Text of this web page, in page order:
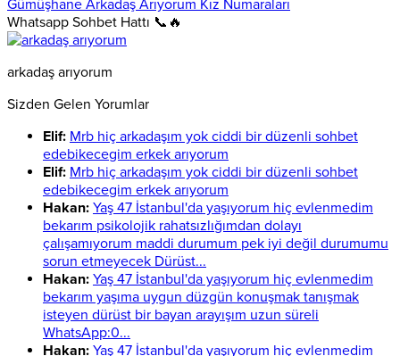
Gümüşhane Arkadaş Arıyorum Kız Numaraları
Whatsapp Sohbet Hattı 📞🔥
arkadaş arıyorum
Sizden Gelen Yorumlar
Elif: Mrb hiç arkadaşım yok ciddi bir düzenli sohbet
edebikecegim erkek arıyorum
Elif: Mrb hiç arkadaşım yok ciddi bir düzenli sohbet
edebikecegim erkek arıyorum
Hakan: Yaş 47 İstanbul'da yaşıyorum hiç evlenmedim
bekarım psikolojik rahatsızlığımdan dolayı
çalışamıyorum maddi durumum pek iyi değil durumumu
sorun etmeyecek Dürüst...
Hakan: Yaş 47 İstanbul'da yaşıyorum hiç evlenmedim
bekarım yaşıma uygun düzgün konuşmak tanışmak
isteyen dürüst bir bayan arayışım uzun süreli
WhatsApp:0...
Hakan: Yaş 47 İstanbul'da yaşıyorum hiç evlenmedim